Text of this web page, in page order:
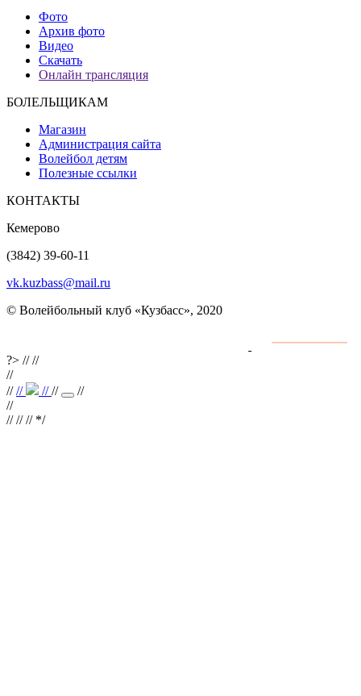
Фото
Архив фото
Видео
Скачать
Онлайн трансляция
БОЛЕЛЬЩИКАМ
Магазин
Администрация сайта
Волейбол детям
Полезные ссылки
КОНТАКТЫ
Кемерово
(3842) 39-60-11
vk.kuzbass@mail.ru
© Волейбольный клуб «Кузбасс», 2020
?> ////
//
//// ////
//
//
//// // */